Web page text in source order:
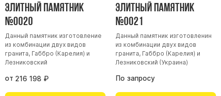
Элитный памятник
№0020
Данный памятник изготовление
из комбинации двух видов
гранита, Габбро (Карелия) и
Лезниковский
от 216 198 ₽
Элитный памятник
№0021
Данный памятник изготовленин
из комбинации двух видов
гранита, Габбро (Карелия) и
Лезниковский (Украина)
По запросу